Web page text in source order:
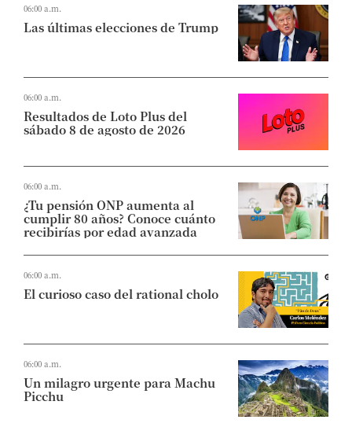
06:00 a.m.
Las últimas elecciones de Trump
06:00 a.m.
Resultados de Loto Plus del
sábado 8 de agosto de 2026
06:00 a.m.
¿Tu pensión ONP aumenta al
cumplir 80 años? Conoce cuánto
recibirías por edad avanzada
06:00 a.m.
El curioso caso del rational cholo
06:00 a.m.
Un milagro urgente para Machu
Picchu